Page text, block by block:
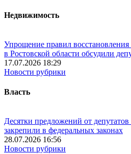
Недвижимость
Упрощение правил
в Ростовской области обсудили
17.07.2026 18:29
Новости рубрики
Власть
Десятки предложений от депутатов
закрепили в федеральных законах
28.07.2026 16:56
Новости рубрики